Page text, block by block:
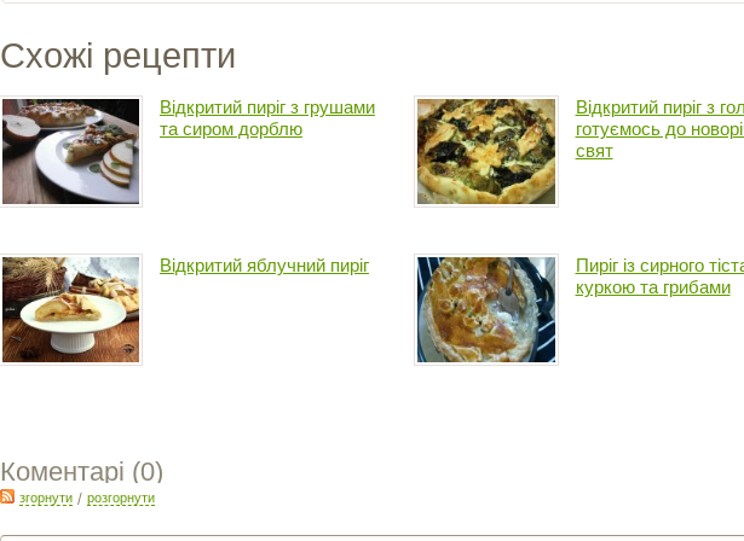
Схожі рецепти
Відкритий пиріг з грушами
та сиром дорблю
Відкритий пиріг з
готуємось до
свят
Відкритий яблучний пиріг
Пиріг із сирного
куркою та грибами
Коментарі (0)
згорнути/ розгорнути